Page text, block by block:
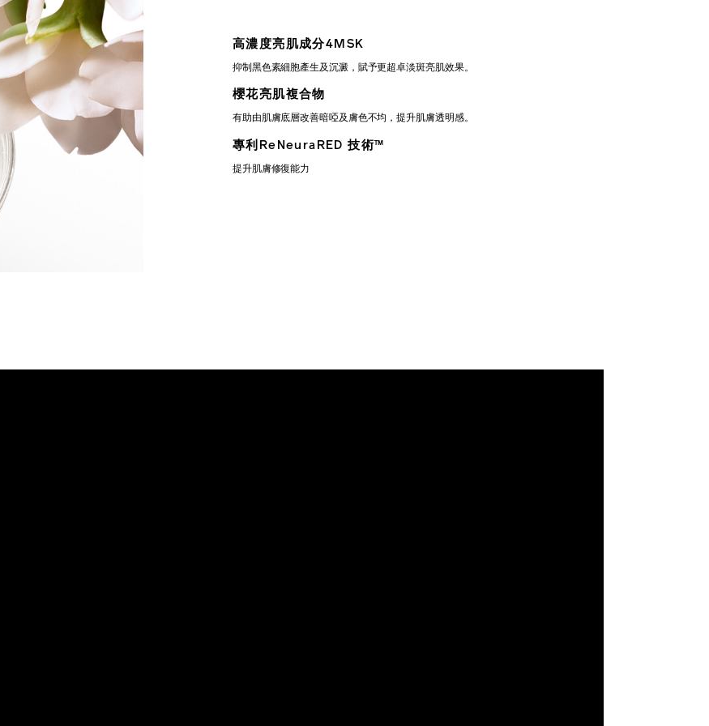
高濃度亮肌成分4MSK
抑制黑色素細胞產生及沉澱，賦予更超卓淡斑亮肌效果。
櫻花亮肌複合物
有助由肌膚底層改善暗啞及膚色不均，提升肌膚透明感。
專利ReNeuraRED 技術™
提升肌膚修復能力